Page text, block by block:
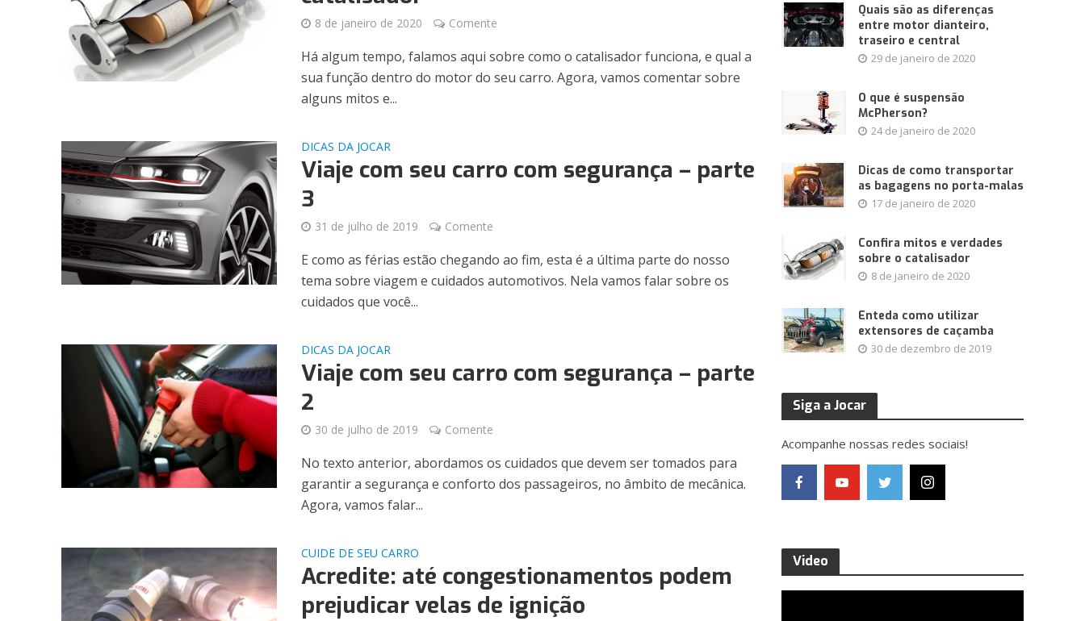
8 de janeiro de 2020 Comente
Há algum tempo, falamos aqui sobre como o catalisador funciona, e qual a
sua função dentro do motor do seu carro. Agora, vamos comentar sobre
alguns mitos e...
DICAS DA JOCAR
Viaje com seu carro com segurança – parte
3
31 de julho de 2019 Comente
E como as férias estão chegando ao fim, esta é a última parte do nosso
tema sobre viagem e cuidados automotivos. Nela vamos falar sobre os
cuidados que você...
DICAS DA JOCAR
Viaje com seu carro com segurança – parte
2
30 de julho de 2019 Comente
No texto anterior, abordamos os cuidados que devem ser tomados para
garantir a segurança e conforto dos passageiros, no âmbito de mecânica.
Agora, vamos falar...
CUIDE DE SEU CARRO
Acredite: até congestionamentos podem
prejudicar velas de ignição
Quais são as diferenças
entre motor dianteiro,
traseiro e central
29 de janeiro de 2020
O que é suspensão
McPherson?
24 de janeiro de 2020
Dicas de como transportar
as bagagens no porta-malas
17 de janeiro de 2020
Confira mitos e verdades
sobre o catalisador
8 de janeiro de 2020
Enteda como utilizar
extensores de caçamba
30 de dezembro de 2019
Siga a Jocar
Acompanhe nossas redes sociais!
Video